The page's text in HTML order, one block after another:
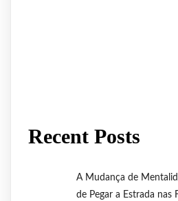
Recent Posts
A Mudança de
de Pegar a Estrada nas